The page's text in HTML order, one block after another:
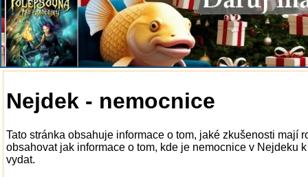
Nejdek - nemocnice
Tato stránka obsahuje informace o tom, jaké zkušenosti mají
obsahovat jak informace o tom, kde je nemocnice v Nejdeku
vydat.